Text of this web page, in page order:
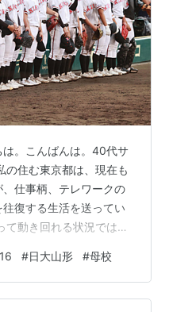
。こんばんは。40代サ
の住む東京都は、現在も
仕事柄、テレワークの
復する生活を送ってい
て動き回れる状況ではな
くなってきます…。涙
連続更新を1年を超えた
は、昨日開会式を向か
#日大山形 #母校